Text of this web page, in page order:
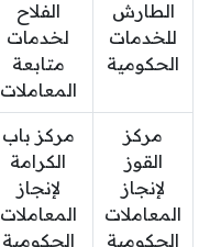
الطارش
للخدمات
الحكومية
الفلاح
لخدمات
متابعة
المعاملات
مركز
القوز
لإنجاز
المعاملات
الحكومية
مركز باب
الكرامة
لإنجاز
المعاملات
الحكومية